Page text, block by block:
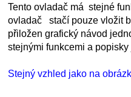
Tento ovladač má stejné
ovladač
stačí pouze vložit
přiložen grafický návod
stejnými funkcemi a
Stejný vzhled jako na